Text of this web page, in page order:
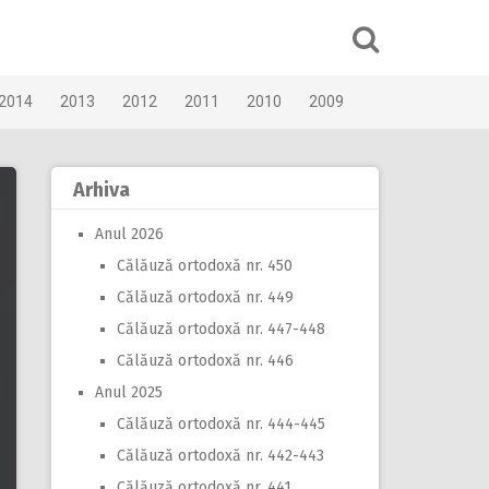
2013 2012 2011 2010 2009
Arhiva
Anul 2026
Călăuză ortodoxă nr. 450
Călăuză ortodoxă nr. 449
Călăuză ortodoxă nr. 447-448
Călăuză ortodoxă nr. 446
Anul 2025
Călăuză ortodoxă nr. 444-445
Călăuză ortodoxă nr. 442-443